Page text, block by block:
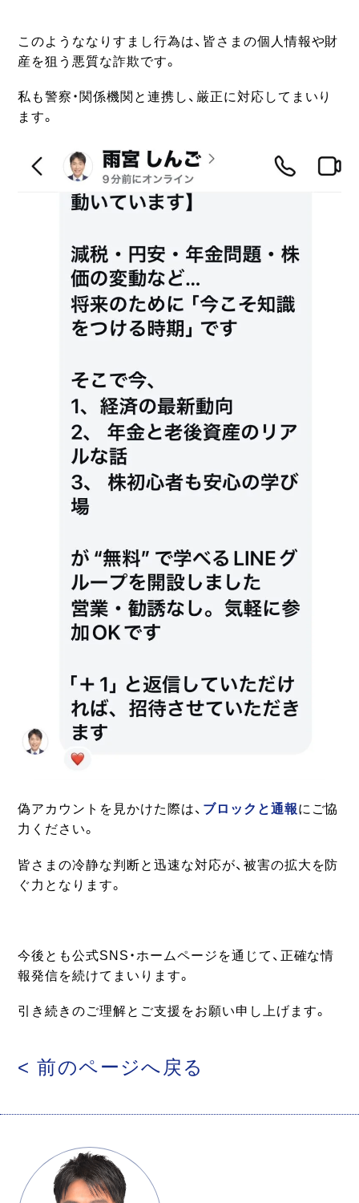
このようななりすまし行為は、皆さまの個人情報や財
産を狙う悪質な詐欺です。
私も警察・関係機関と連携し、厳正に対応してまいり
ます。
偽アカウントを見かけた際は、 ブロックと通報にご協
力ください。
皆さまの冷静な判断と迅速な対応が、被害の拡大を防
ぐ力となります。
今後とも公式SNS・ホームページを通じて、正確な情
報発信を続けてまいります。
引き続きのご理解とご支援をお願い申し上げます。
< 前のページへ戻る